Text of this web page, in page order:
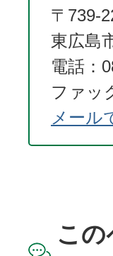
〒739-
東広島
電話：
ファッ
メール
こ